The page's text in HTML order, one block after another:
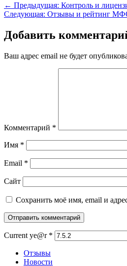
← Предыдущая: Контроль и
Следующая: Отзывы и рейтинг
Добавить
Ваш адрес email не будет
Комментарий *
Имя *
Email *
Сайт
Сохранить моё имя, email и
Current ye@r *
Отзывы
Новости